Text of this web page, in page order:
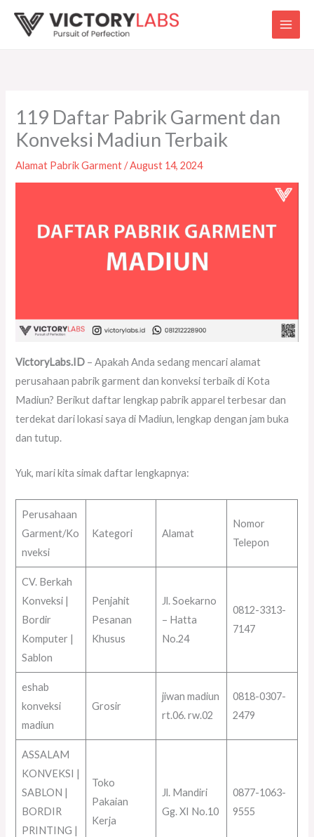
119 Daftar Pabrik Garment dan
Konveksi Madiun Terbaik
Alamat Pabrik Garment/August 14, 2024
VictoryLabs.ID – Apakah Anda sedang mencari alamat
perusahaan pabrik garment dan konveksi terbaik di Kota
Madiun? Berikut daftar lengkap pabrik apparel terbesar dan
terdekat dari lokasi saya di Madiun, lengkap dengan jam buka
dan tutup.
Yuk, mari kita simak daftar lengkapnya:
Perusahaan
Garment/Ko
nveksi
Kategori Alamat
Nomor
Telepon
CV. Berkah
Konveksi |
Bordir
Komputer |
Sablon
Penjahit
Pesanan
Khusus
Jl. Soekarno
– Hatta
No.24
0812-3313-
7147
eshab
konveksi
madiun
Grosir
jiwan madiun
rt.06. rw.02
0818-0307-
2479
ASSALAM
KONVEKSI |
SABLON |
BORDIR
PRINTING |
Toko
Pakaian
Kerja
Jl. Mandiri
Gg. XI No.10
0877-1063-
9555